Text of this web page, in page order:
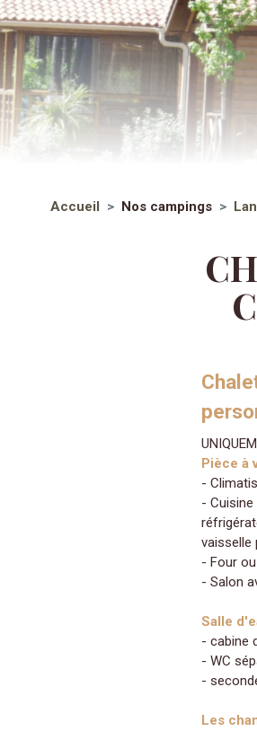
Accueil Nos campings
Pièce à
-
-
vaisselle
- Four
- Salon
Salle
- cabine
- WC
-
Les